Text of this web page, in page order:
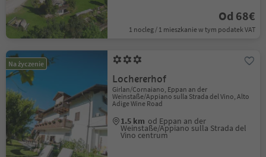
Od 68€
1 nocleg / 1 mieszkanie w tym podatek VAT
Na życzenie
Lochererhof
Girlan/Cornaiano, Eppan an der
Weinstaße/Appiano sulla Strada del Vino, Alto
Adige Wine Road
1.5 km od Eppan an der
Weinstaße/Appiano sulla Strada del
Vino centrum